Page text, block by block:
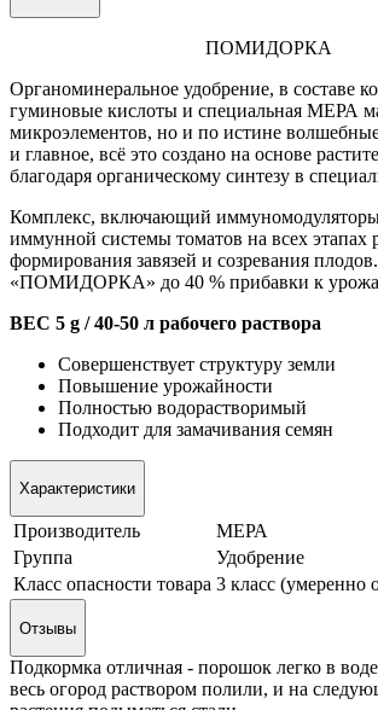
ПОМИДОРКА
Органоминеральное удобрение, в составе
гуминовые кислоты и специальная МЕРА
микроэлементов, но и по истине
и главное, всё это создано на основе
благодаря органическому синтезу в
Комплекс, включающий
иммунной системы томатов на всех этапах
формирования завязей и созревания
«ПОМИДОРКА» до 40 % прибавки к
ВЕС 5 g / 40-50 л рабочего раствора
Совершенствует структуру земли
Повышение урожайности
Полностью водорастворимый
Подходит для замачивания семян
Характеристики
Производитель
МЕРА
Группа
Удобрение
Класс опасности товара 3 класс (умеренно
Отзывы
Подкормка отличная - порошок легко в воде
весь огород раствором полили, и на